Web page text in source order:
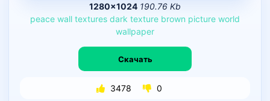
1280×1024 190.76 Kb
peace wall textures dark texture brown picture world
wallpaper
Скачать
3478 0